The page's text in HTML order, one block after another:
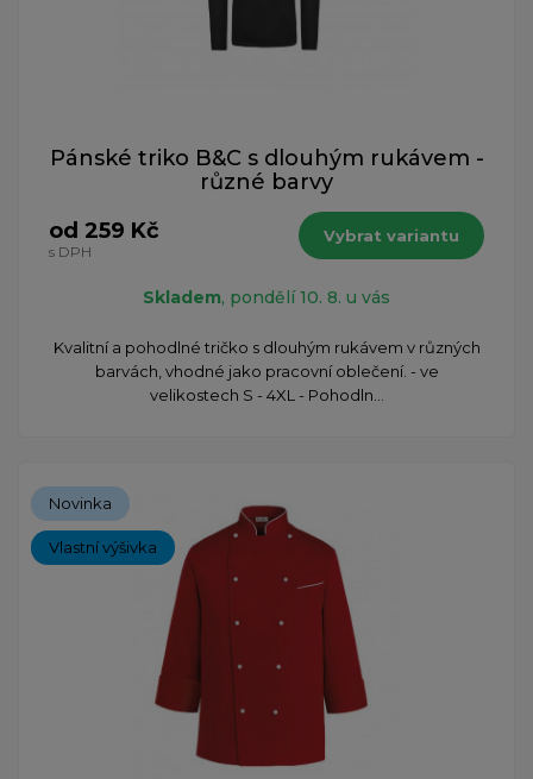
Pánské triko B&C s dlouhým rukávem -
různé barvy
od 259 Kč
s DPH
Vybrat variantu
Skladem, pondělí 10. 8. u vás
​Kvalitní a pohodlné tričko s dlouhým rukávem v různých
barvách, vhodné jako pracovní oblečení. - ve
velikostech S - 4XL - Pohodln...
Novinka
Vlastní výšivka